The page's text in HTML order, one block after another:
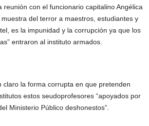
reunión con el funcionario capitalino Angélica
del terror a maestros, estudiantes y
es la impunidad y la corrupción ya que los
entraron al instituto armados.
claro la forma corrupta en que pretenden
estos seudoprofesores “apoyados por
Ministerio Público deshonestos”.